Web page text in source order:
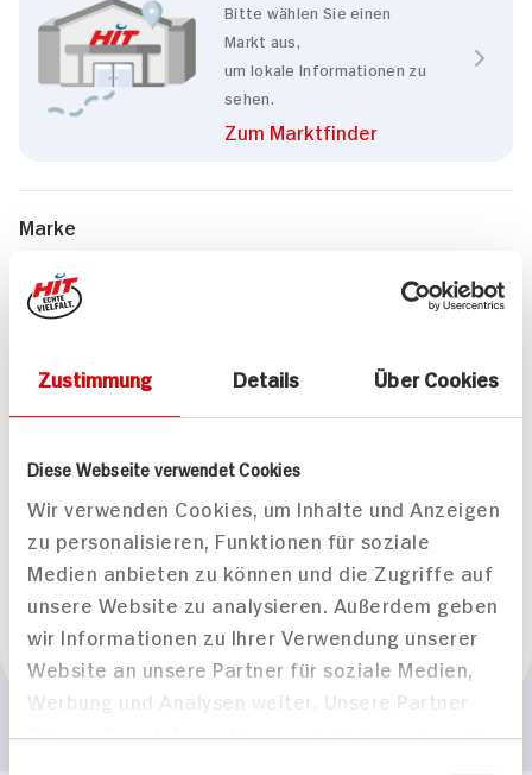
Zustimmung Details Über Cookies
Diese Webseite verwendet Cookies
Wir verwenden Cookies, um Inhalte und Anzeigen
zu personalisieren, Funktionen für soziale
Medien anbieten zu können und die Zugriffe auf
unsere Website zu analysieren. Außerdem geben
wir Informationen zu Ihrer Verwendung unserer
Website an unsere Partner für soziale Medien,
Werbung und Analysen weiter. Unsere Partner
führen diese Informationen möglicherweise mit
Bitte wählen Sie einen
Markt aus,
um lokale Informationen zu
sehen.
Zum Marktfinder
Marke
Weitere Artikel
Mamba Surfer
160g Beutel
0.99
Mamba Beach Bites
160g Packung
20x verfügbar
0.99